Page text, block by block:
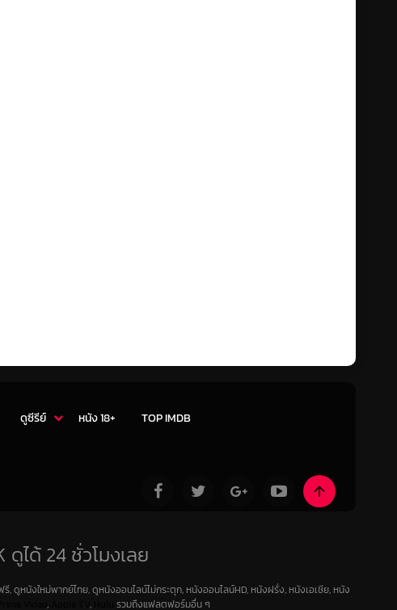
ดูซีรีย์ หนัง 18+ TOP IMDB
ได้ 24 ชั่วโมงเลย
หนังใหม่พากย์ไทย, ดูหนังออนไลน์ไม่กระตุก, หนังออนไลน์HD, หนังฝรั่ง, หนังเอเชีย, หนัง
, , รวมถึงแฟลตฟอร์มอื่น ๆ